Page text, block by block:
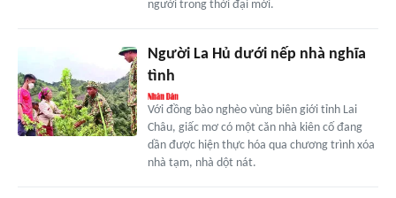
người trong thời đại mới.
Người La Hủ dưới nếp nhà nghĩa
tình
Với đồng bào nghèo vùng biên giới tỉnh Lai
Châu, giấc mơ có một căn nhà kiên cố đang
dần được hiện thực hóa qua chương trình xóa
nhà tạm, nhà dột nát.